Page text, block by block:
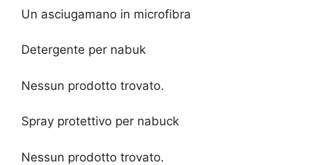
Un asciugamano in microfibra
Detergente per nabuk
Nessun prodotto trovato.
Spray protettivo per nabuck
Nessun prodotto trovato.